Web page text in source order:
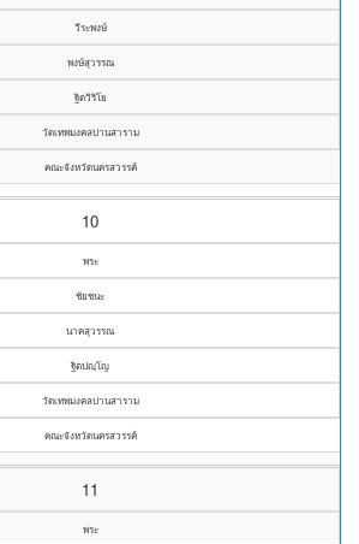
วีระพงษ์
พงษ์สุวรรณ
ฐิตวิริโย
วัดเทพมงคลปานสาราม
คณะจังหวัดนครสวรรค์
10
พระ
ชัยชนะ
นาคสุวรรณ
ฐิตปญฺโญ
วัดเทพมงคลปานสาราม
คณะจังหวัดนครสวรรค์
11
พระ